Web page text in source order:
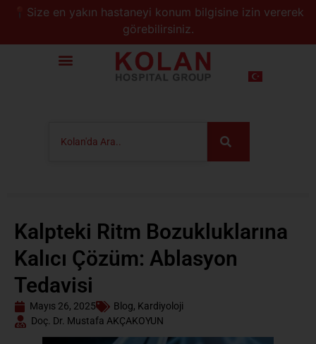
📍Size en yakın hastaneyi konum bilgisine izin vererek
görebilirsiniz.
Kalpteki Ritm Bozukluklarına
Kalıcı Çözüm: Ablasyon
Tedavisi
Mayıs 26, 2025 Blog, Kardiyoloji
Doç. Dr. Mustafa AKÇAKOYUN